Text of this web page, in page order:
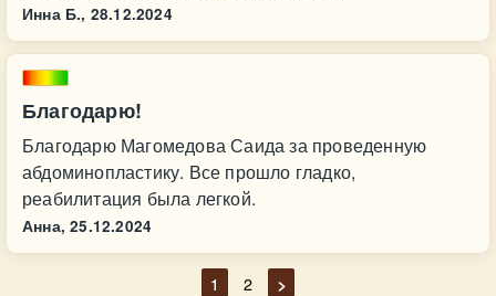
Инна Б., 28.12.2024
Благодарю!
Благодарю Магомедова Саида за проведенную
абдоминопластику. Все прошло гладко,
реабилитация была легкой.
Анна, 25.12.2024
1 2 >